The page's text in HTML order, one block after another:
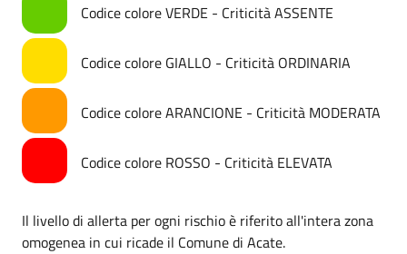
Codice colore VERDE - Criticità ASSENTE
Codice colore GIALLO - Criticità ORDINARIA
Codice colore ARANCIONE - Criticità MODERATA
Codice colore ROSSO - Criticità ELEVATA
Il livello di allerta per ogni rischio è riferito all'intera zona
omogenea in cui ricade il Comune di Acate.